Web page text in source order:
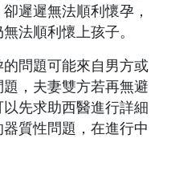
遲遲無法順利懷孕，
法順利懷上孩子。
問題可能來自男方或
，夫妻雙方若再無避
先求助西醫進行詳細
質性問題，在進行中